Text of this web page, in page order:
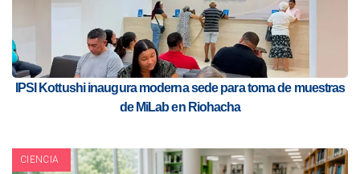
IPSI Kottushi inaugura moderna sede para toma de muestras
de MiLab en Riohacha
CIENCIA